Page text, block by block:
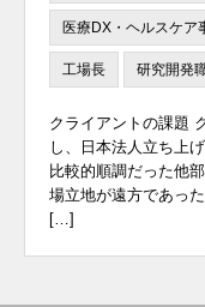
医療DX・ヘルスケア
工場長 研究開発
クライアントの課題
し、日本法人立ち上
比較的順調だった他
場立地が遠方であっ
[…]